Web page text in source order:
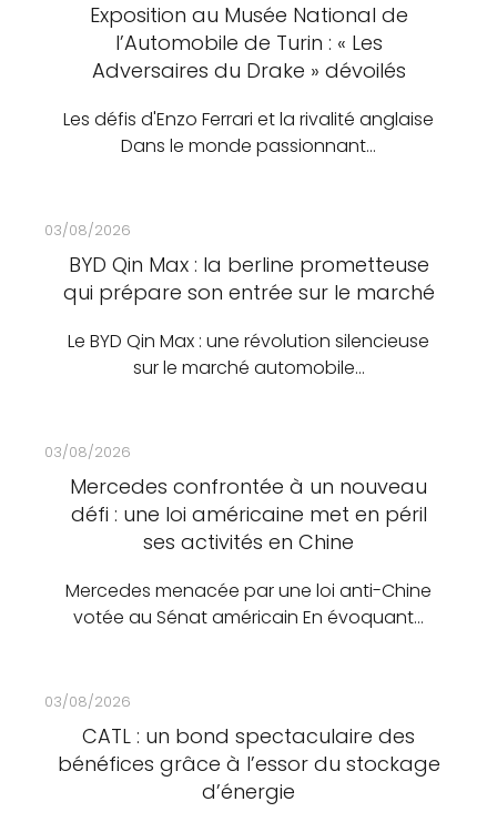
Exposition au Musée National de
l’Automobile de Turin : « Les
Adversaires du Drake » dévoilés
Les défis d'Enzo Ferrari et la rivalité anglaise
Dans le monde passionnant…
03/08/2026
BYD Qin Max : la berline prometteuse
qui prépare son entrée sur le marché
Le BYD Qin Max : une révolution silencieuse
sur le marché automobile…
03/08/2026
Mercedes confrontée à un nouveau
défi : une loi américaine met en péril
ses activités en Chine
Mercedes menacée par une loi anti-Chine
votée au Sénat américain En évoquant…
03/08/2026
CATL : un bond spectaculaire des
bénéfices grâce à l’essor du stockage
d’énergie